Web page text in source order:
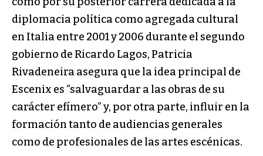
diplomacia política como agregada cultural
en Italia entre 2001 y 2006 durante el segundo
gobierno de Ricardo Lagos, Patricia
Rivadeneira asegura que la idea principal de
Escenix es “salvaguardar a las obras de su
carácter efímero” y, por otra parte, influir en la
formación tanto de audiencias generales
como de profesionales de las artes escénicas.